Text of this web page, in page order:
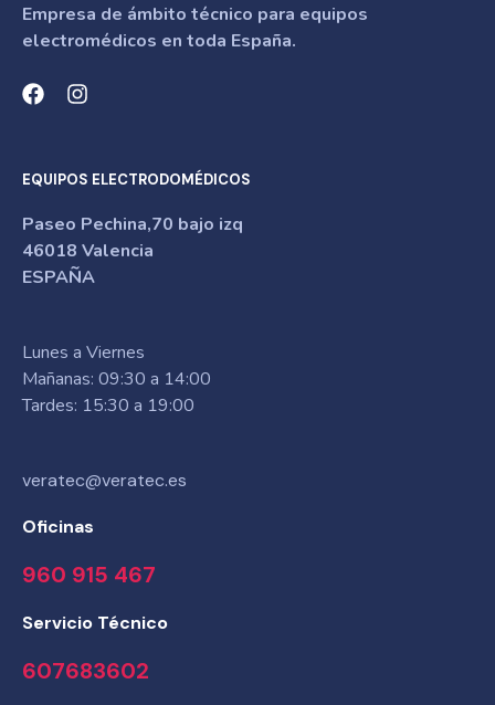
Empresa de ámbito técnico para equipos
electromédicos en toda España.
EQUIPOS ELECTRODOMÉDICOS
Paseo Pechina,70 bajo izq
46018 Valencia
ESPAÑA
Lunes a Viernes
Mañanas: 09:30 a 14:00
Tardes: 15:30 a 19:00
veratec@veratec.es
Oficinas
960 915 467
Servicio Técnico
607683602